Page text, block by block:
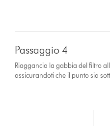
Passaggio 4
Riaggancia la gabbia del filtro
assicurandoti che il punto sia